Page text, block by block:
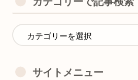
サイトメニュー